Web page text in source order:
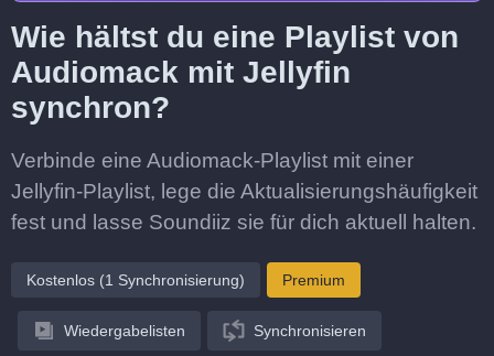
Wie hältst du eine Playlist von
Audiomack mit Jellyfin
synchron?
Verbinde eine Audiomack-Playlist mit einer
Jellyfin-Playlist, lege die Aktualisierungshäufigkeit
fest und lasse Soundiiz sie für dich aktuell halten.
Kostenlos (1 Synchronisierung) Premium
Wiedergabelisten Synchronisieren